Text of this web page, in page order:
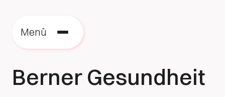
Menü
Berner Gesundheit